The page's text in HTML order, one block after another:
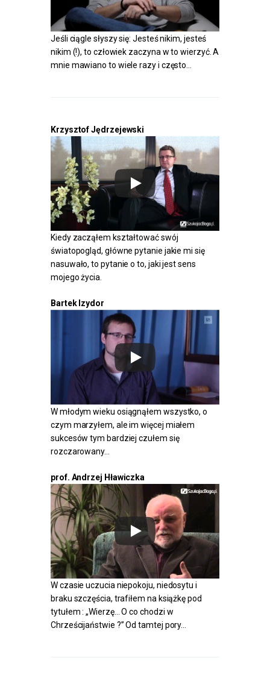
Jeśli ciągle słyszy się: Jesteś nikim, jesteś
nikim (!), to człowiek zaczyna w to wierzyć. A
mnie mawiano to wiele razy i często…
Krzysztof Jędrzejewski
Kiedy zacząłem kształtować swój
światopogląd, główne pytanie jakie mi się
nasuwało, to pytanie o to, jaki jest sens
mojego życia.
Bartek Izydor
W młodym wieku osiągnąłem wszystko, o
czym marzyłem, ale im więcej miałem
sukcesów tym bardziej czułem się
rozczarowany…
prof. Andrzej Hławiczka
W czasie uczucia niepokoju, niedosytu i
braku szczęścia, trafiłem na książkę pod
tytułem : „Wierzę… O co chodzi w
Chrześcijaństwie ?” Od tamtej pory…